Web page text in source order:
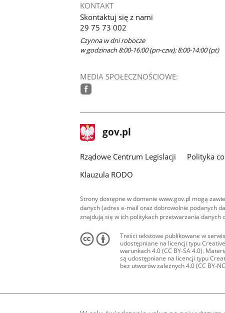
KONTAKT
Skontaktuj się z nami
29 75 73 002
Czynna w dni robocze
w godzinach 8:00-16:00 (pn-czw); 8:00-14:00 (pt)
MEDIA SPOŁECZNOŚCIOWE:
stopka
gov.pl Strona
gov.pl
Rządowe Centrum Legislacji Polityka
Klauzula RODO
Strony dostępne w domenie www.gov.pl mogą
danych (adres e-mail oraz dobrowolnie podanych
znajdują się w ich politykach przetwarzania danych
Treści tekstowe publikowane w
udostępniane na licencji typu
warunkach 4.0 (CC BY-SA 4.0).
są udostępniane na licencji typu
bez utworów zależnych 4.0 (CC BY-